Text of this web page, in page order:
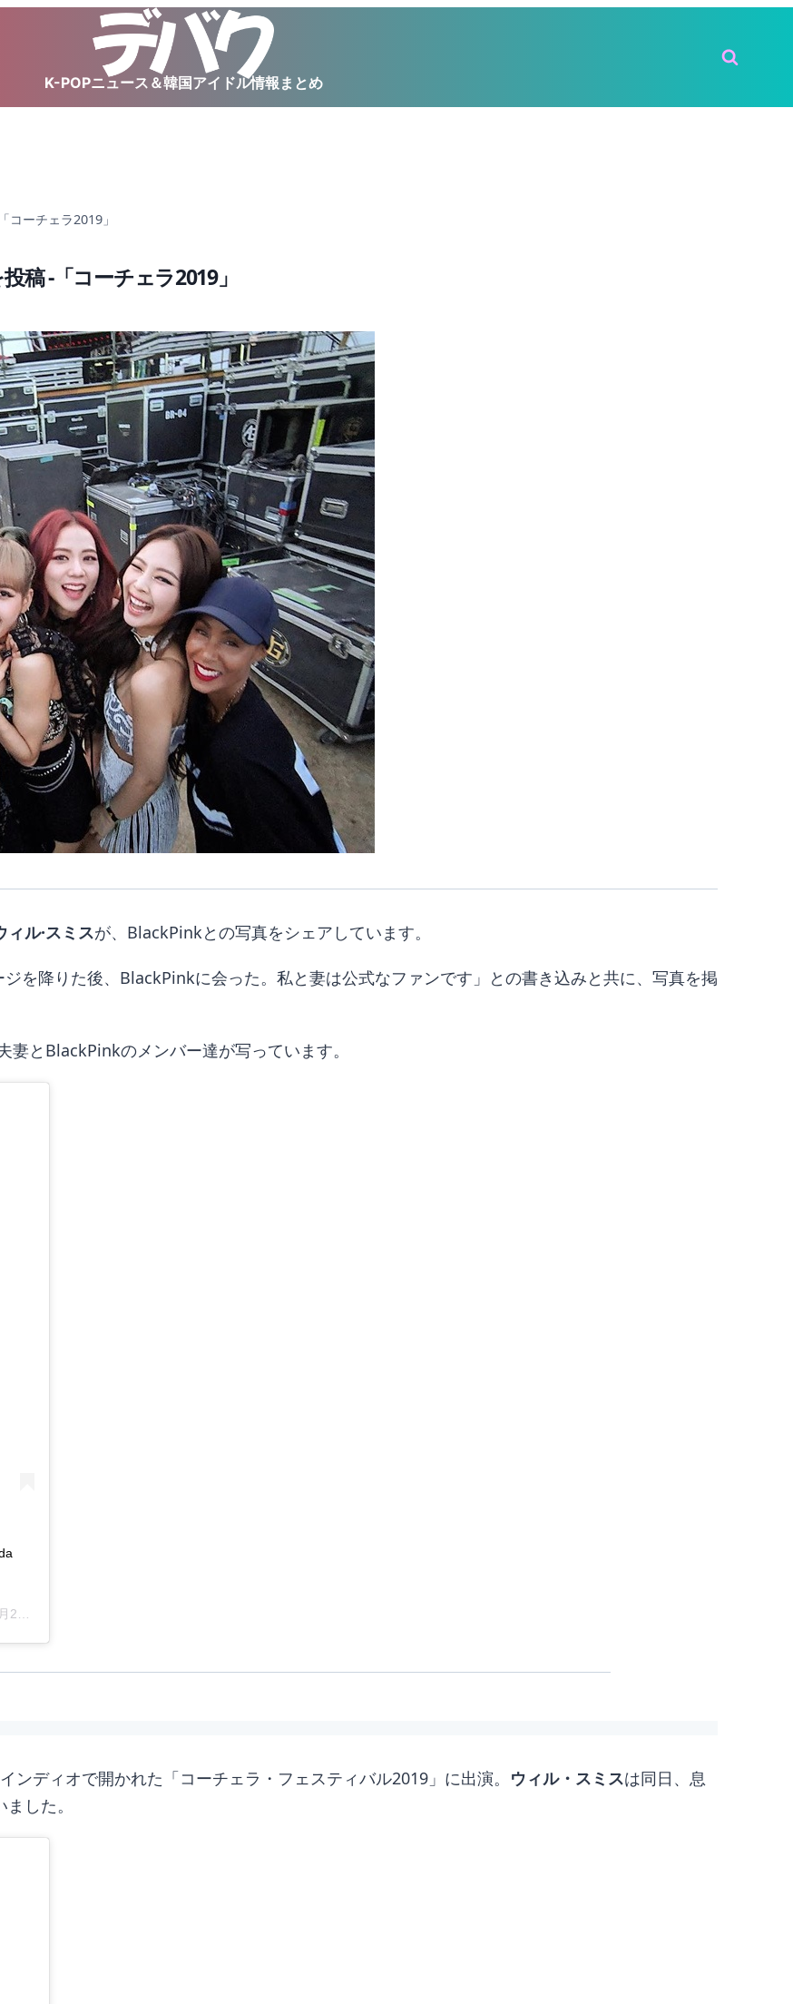
K-POPニュース＆韓国アイドル情報まとめ
ーチェラ2019」
稿 -「コーチェラ2019」
ィル·スミスが、BlackPinkとの写真をシェアしています。
を降りた後、BlackPinkに会った。私と妻は公式なファンです」との書き込みと共に、写真を掲
妻とBlackPinkのメンバー達が写っています。
PDT
ンディオで開かれた「コーチェラ・フェスティバル2019」に出演。 ウィル・スミスは同日、息
した。